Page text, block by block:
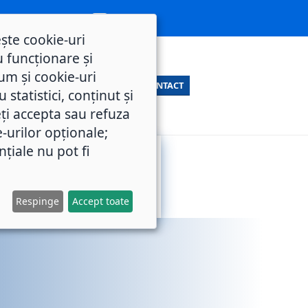
CONTACT
cookie-uri
funcționare și
și cookie-uri
statistici, conținut și
accepta sau refuza
urilor opționale;
nu pot fi
Respinge Accept toate